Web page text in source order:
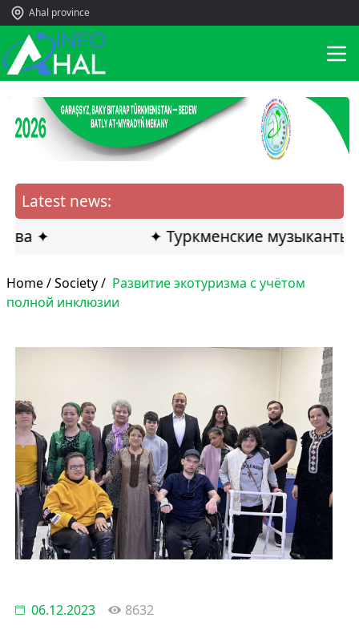
Ahal province
Latest news:
✦ Туркменские музыканты
Home /Society/ Развитие экотуризма с учётом
полной инклюзии
06.12.2023 8632